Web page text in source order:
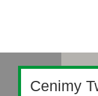
Nippon
Cenimy